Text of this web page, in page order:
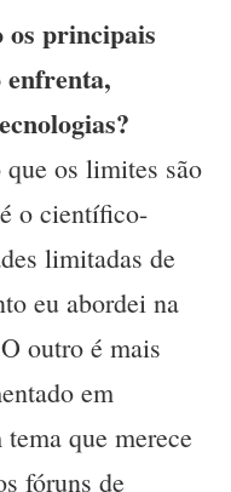
principais
os limites são
o científico-
limitadas de
eu abordei na
outro é mais
em
que merece
fóruns de